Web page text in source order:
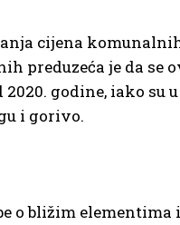
cijena
preduzeća je da se
godine, iako
i gorivo.
o bližim